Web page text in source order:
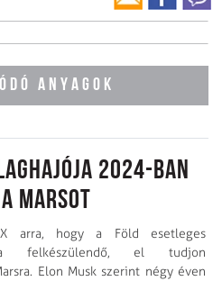
ANYAGOK
2024-ban
Marsot
arra, hogy a Föld esetleges
felkészülendő, el tudjon
Elon Musk szerint négy éven